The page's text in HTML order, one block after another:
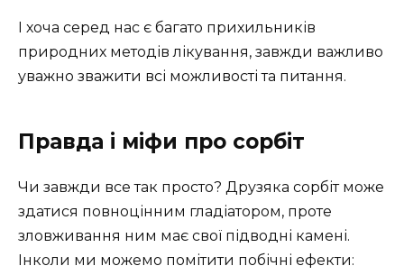
І хоча серед нас є багато прихильників
природних методів лікування, завжди важливо
уважно зважити всі можливості та питання.
Правда і міфи про сорбіт
Чи завжди все так просто? Друзяка сорбіт може
здатися повноцінним гладіатором, проте
зловживання ним має свої підводні камені.
Інколи ми можемо помітити побічні ефекти: